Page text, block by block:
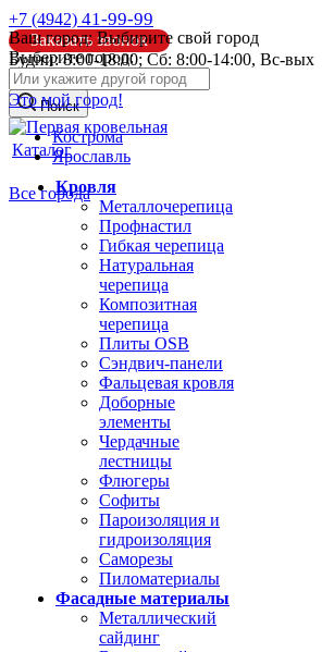
Ваш город: Выбирите свой город
Выберите город:
Это мой город!
Кострома
Ярославль
Все города
+7 (4942) 41-99-99
Заказать звонок
Будни: 8:00-18:00; Сб: 8:00-14:00, Вс-вых
info@pk44.ru
Поиск
Каталог
Кровля
Металлочерепица
Профнастил
Гибкая черепица
Натуральная
черепица
Композитная
черепица
Плиты OSB
Сэндвич-панели
Фальцевая кровля
Доборные
элементы
Чердачные
лестницы
Флюгеры
Софиты
Пароизоляция и
гидроизоляция
Саморезы
Пиломатериалы
Фасадные материалы
Металлический
сайдинг